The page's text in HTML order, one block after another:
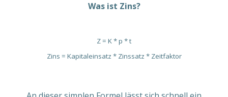
Was ist Zins?
Z = K * p * t
Zins = Kapitaleinsatz * Zinssatz * Zeitfaktor